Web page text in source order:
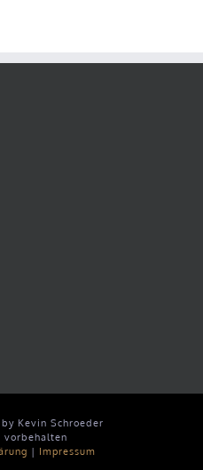
Kevin Schroeder
vorbehalten
| Impressum